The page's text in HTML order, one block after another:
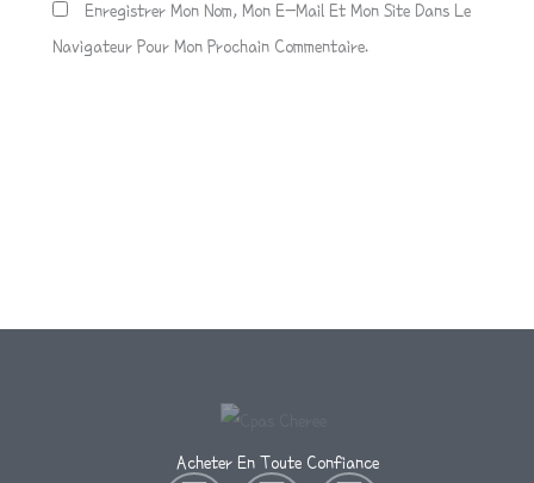
Enregistrer Mon Nom, Mon E-Mail Et Mon Site Dans Le
Navigateur Pour Mon Prochain Commentaire.
Acheter En Toute Confiance